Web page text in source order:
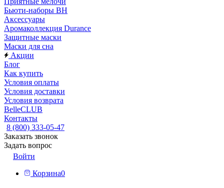
Бьюти-наборы ВН
Аксессуары
Аромаколлекция Durance
Защитные маски
Маски для сна
Акции
Блог
Как купить
Условия оплаты
Условия доставки
Условия возврата
BelleCLUB
Контакты
8 (800) 333-05-47
Заказать звонок
Задать вопрос
Войти
Корзина0